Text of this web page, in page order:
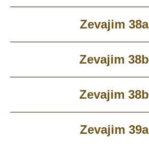
Zevajim 38a
Zevajim 38b
Zevajim 38b
Zevajim 39a